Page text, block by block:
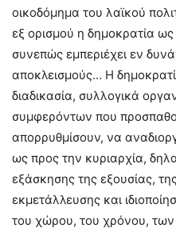
οικοδόμημα του λαϊκού
εξ ορισμού η δημοκρατία ως
συνεπώς εμπεριέχει εν
αποκλεισμούς… Η
διαδικασία, συλλογικά
συμφερόντων που
απορρυθμίσουν, να
ως προς την κυριαρχία,
εξάσκησης της εξουσίας,
εκμετάλλευσης και
του χώρου, του χρόνου,